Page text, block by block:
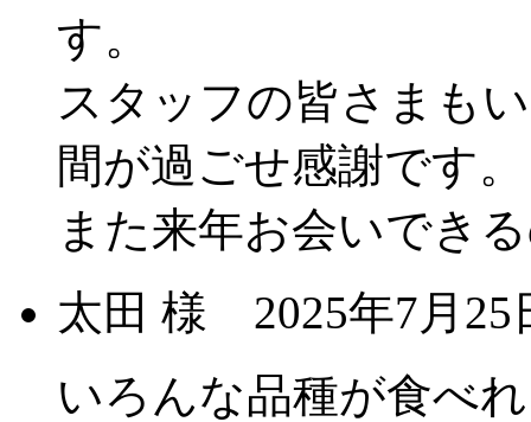
す。
スタッフの皆さまも
間が過ごせ感謝です。
また来年お会いでき
太田 様
2025年7月
いろんな品種が食べ